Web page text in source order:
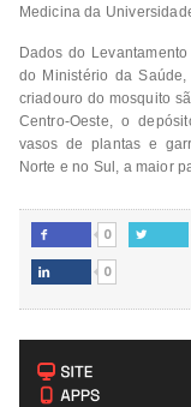
Medicina da
Dados do
do Ministério da
criadouro do mosquito
Centro-Oeste, o
vasos de plantas e
Norte e no Sul, a maior
 0 
 0